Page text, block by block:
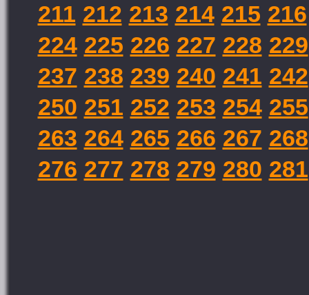
211 212 213 214 215 216
224 225 226 227 228 229
237 238 239 240 241 242
250 251 252 253 254 255
263 264 265 266 267 268
276 277 278 279 280 281